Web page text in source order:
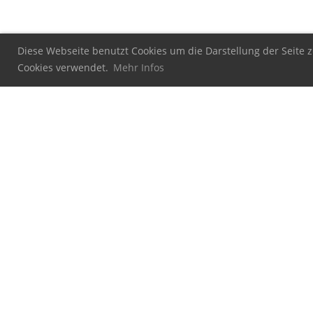
Diese Webseite benutzt Cookies um die Darstellung der
Cookies verwendet. Mehr Infos